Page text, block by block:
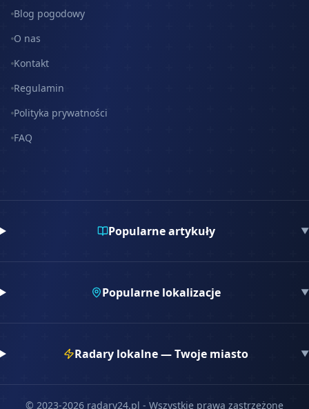
Blog pogodowy
O nas
Kontakt
Regulamin
Polityka prywatności
FAQ
Popularne artykuły ▼
Popularne lokalizacje ▼
Radary lokalne — Twoje miasto ▼
© 2023-2026 radary24.pl - Wszystkie prawa zastrzeżone